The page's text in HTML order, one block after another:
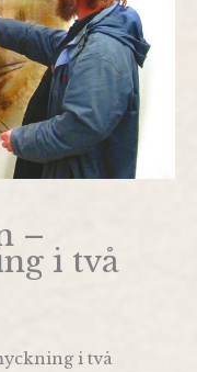
–
i två
i två